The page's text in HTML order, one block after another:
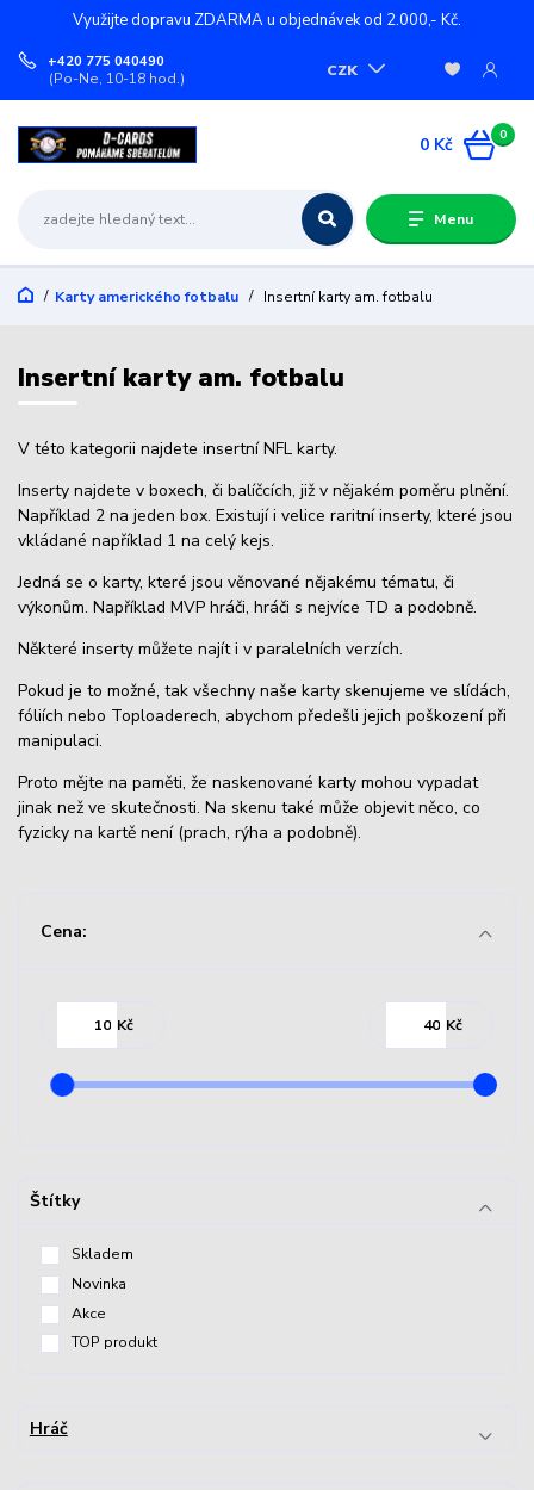
Využijte dopravu ZDARMA u objednávek od 2.000,- Kč.
Menu
CZK
+420 775 040490
(Po-Ne, 10-18 hod.)
0
0 Kč
Karty amerického fotbalu Insertní karty am. fotbalu
Insertní karty am. fotbalu
V této kategorii najdete insertní NFL karty.
Inserty najdete v boxech, či balíčcích, již v nějakém poměru plnění.
Například 2 na jeden box. Existují i velice raritní inserty, které jsou
vkládané například 1 na celý kejs.
Jedná se o karty, které jsou věnované nějakému tématu, či
výkonům. Například MVP hráči, hráči s nejvíce TD a podobně.
Některé inserty můžete najít i v paralelních verzích.
Pokud je to možné, tak všechny naše karty skenujeme ve slídách,
fóliích nebo Toploaderech, abychom předešli jejich poškození při
manipulaci.
Proto mějte na paměti, že naskenované karty mohou vypadat
jinak než ve skutečnosti. Na skenu také může objevit něco, co
fyzicky na kartě není (prach, rýha a podobně).
Cena:
Kč Kč
Štítky
Skladem
Novinka
Akce
TOP produkt
Hráč